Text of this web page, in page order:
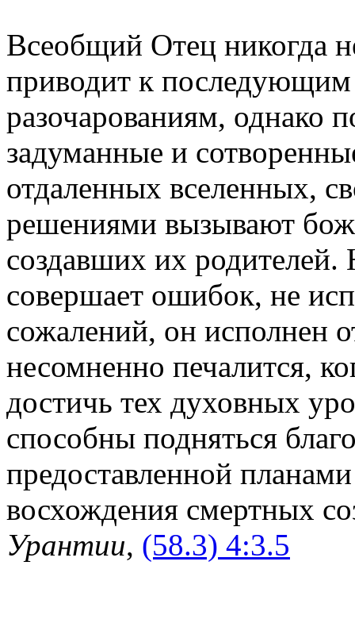
Всеобщий Отец никогда
приводит к
разочарованиям, однако
задуманные и
отдаленных вселенных,
решениями вызывают
создавших их родителей.
совершает ошибок, не
сожалений, он исполнен
несомненно печалится,
достичь тех духовных
способны подняться
предоставленной
восхождения смертных
Урантии, (58.3) 4:3.5